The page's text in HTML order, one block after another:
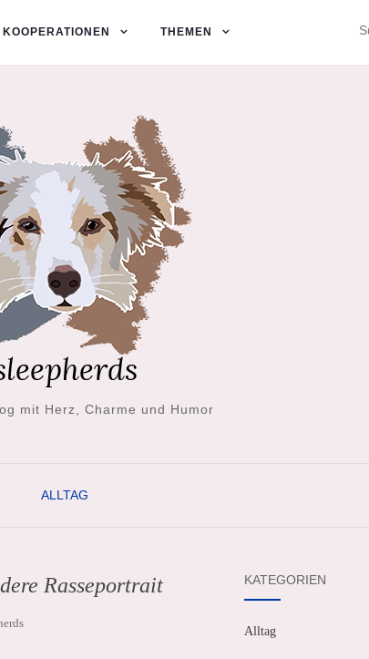
KOOPERATIONEN THEMEN
mit Herz, Charme und Humor
ALLTAG
Rasseportrait KATEGORIEN
Alltag